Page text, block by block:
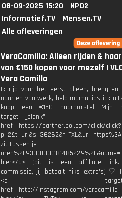
08-09-2025 15:20
NPO2
Informatief.TV
Mensen.TV
Alle afleveringen
VeraCamilla: Alleen rijden &
van €150 kopen voor mezelf |
Vera Camilla
Ik rijd voor het eerst alleen, breng
naar en van werk, help mama lipstick
koop een €150 haarborstel Mijn
target="_blank"
href="https://partner.bol.com/click/click?
zit-tussen-je-
hier</a> (dit is een affiliate
commissie, jij betaalt niks extra's) ♡
<a
href="http://instagram.com/